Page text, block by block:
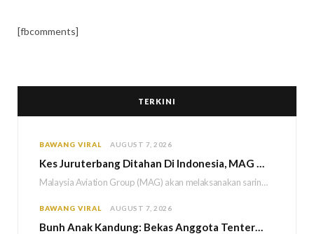
[fbcomments]
TERKINI
BAWANG VIRAL AUGUST 7, 2026
Kes Juruterbang Ditahan Di Indonesia, MAG Wajibkan Saringan Dadah 1,260 Juruterbang Malaysia Airlines
Malaysia Aviation Group (MAG) akan melaksanakan saringan dadah mandatori terhadap semua juruterbang Malaysia Airlines sebagai…
BAWANG VIRAL AUGUST 7, 2026
Bunh Anak Kandung: Bekas Anggota Tentera Terlepas Hukuman M